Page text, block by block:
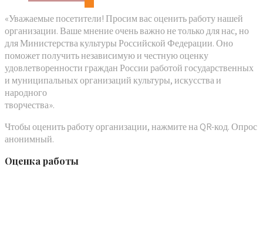
«Уважаемые посетители! Просим вас оценить работу нашей
организации. Ваше мнение очень важно не только для нас, но
для Министерства культуры Российской Федерации. Оно
поможет получить независимую и честную оценку
удовлетворенности граждан России работой государственных
и муниципальных организаций культуры, искусства и
народного
творчества».
Чтобы оценить работу организации, нажмите на QR-код. Опрос
анонимный.
Оценка работы